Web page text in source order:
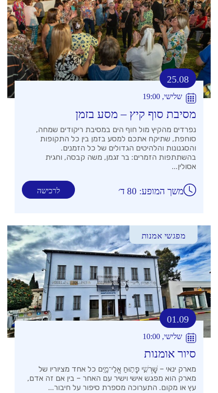
25.08
שלישי, 19:00
מסיבת סוף קיץ – מסע בזמן
נפרדים מהקיץ מול חוף הים במסיבת ריקודים שמחה,
סוחפת, שתיקח אתכם למסע בזמן בין כל התקופות
והסגנונות והלהיטים הגדולים של כל הזמנים.
בהשתתפות הזמרים: בר זגמן, משה קבסה, וחגית
אסולין...
לרכישה משך המופע: 80 ד׳
מפגשי אמנות
01.09
שלישי, 10:00
סיור אומנות
מארק ינאי – שׇׁרְשִׁ֣י פָת֣וּחַ אֱלֵי־מָ֑יִם כל אחד מציוריו של
מארק הוא מפגש אישי וישיר עם האחר – בין אם זה אדם,
עץ או מקום. התערוכה מספרת סיפור על חיבור...